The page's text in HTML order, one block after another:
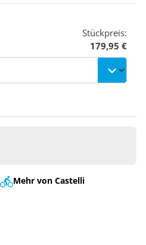
Stückpreis:
179,95 €
Mehr von Castelli